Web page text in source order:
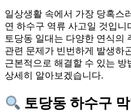
일상생활 속에서 가장 당혹스
연 하수구 역류 사고일 것입
토당동 일대는 다양한 연식의
관련 문제가 빈번하게 발생하
근본적으로 해결할 수 있는 방
상세히 알아보겠습니다.
토당동 하수구